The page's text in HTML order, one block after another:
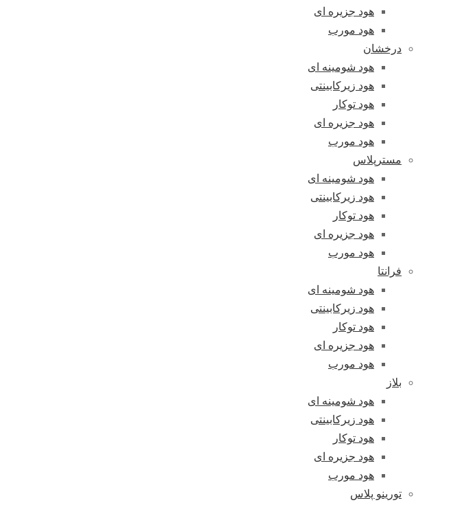
هود جزیره ای
هود مورب
درخشان
هود شومینه ای
هود زیرکابینتی
هود توکار
هود جزیره ای
هود مورب
مسترپلاس
هود شومینه ای
هود زیرکابینتی
هود توکار
هود جزیره ای
هود مورب
فرانتا
هود شومینه ای
هود زیرکابینتی
هود توکار
هود جزیره ای
هود مورب
بلاز
هود شومینه ای
هود زیرکابینتی
هود توکار
هود جزیره ای
هود مورب
تورینو پلاس